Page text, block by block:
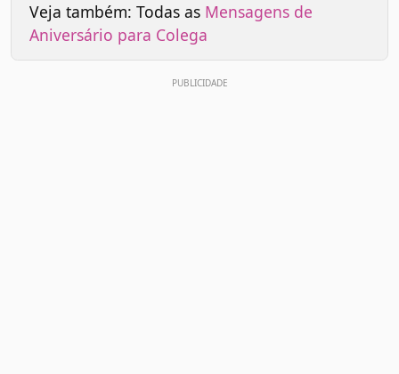
Veja também: Todas as Mensagens de
Aniversário para Colega